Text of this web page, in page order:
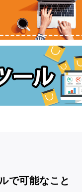
で可能なこと